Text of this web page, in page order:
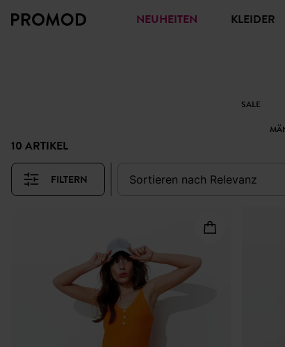
NEUHEITEN KLEIDER
SALE
10 ARTIKEL
FILTERN sortieren nach relevanz